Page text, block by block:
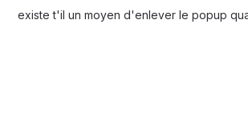
existe t'il un moyen d'enlever le popup